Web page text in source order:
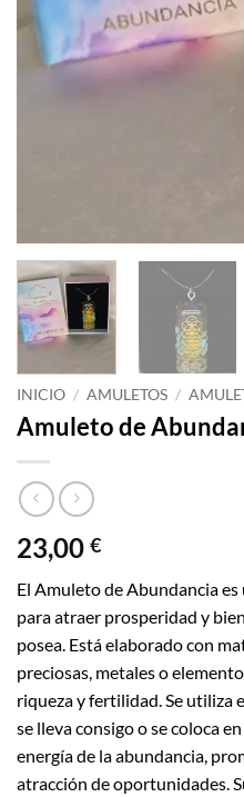
INICIO / AMULETOS /
Amuleto de
23,00 €
El Amuleto de Abundancia
para atraer prosperidad y
posea. Está elaborado con
preciosas, metales o
riqueza y fertilidad. Se utiliza
se lleva consigo o se coloca
energía de la abundancia,
atracción de oportunidades.